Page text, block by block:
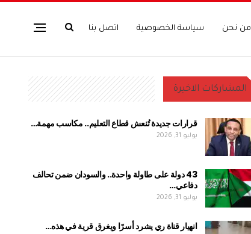
من نحن سياسة الخصوصية اتصل بنا
المشاركات الاخيرة
قرارات جديدة تُنعش قطاع التعليم.. مكاسب مهمة…
يوليو 31, 2026
43 دولة على طاولة واحدة.. والسودان ضمن تحالف
دفاعي…
يوليو 31, 2026
انهيار قناة ري يشرد أسرًا ويغرق قرية في هذه…